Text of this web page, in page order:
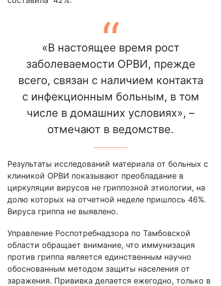
«В настоящее время рост
заболеваемости ОРВИ, прежде
всего, связан с наличием контакта
с инфекционным больным, в том
числе в домашних условиях», –
отмечают в ведомстве.
Результаты исследований материала от больных с
клиникой ОРВИ показывают преобладание в
циркуляции вирусов не гриппозной этиологии, на
долю которых на отчетной неделе пришлось 46%.
Вируса гриппа не выявлено.
Управление Роспотребнадзора по Тамбовской
области обращает внимание, что иммунизация
против гриппа является единственным научно
обоснованным методом защиты населения от
заражения. Прививка делается ежегодно, только в